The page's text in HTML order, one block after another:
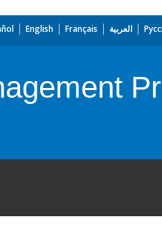
English Français العربية